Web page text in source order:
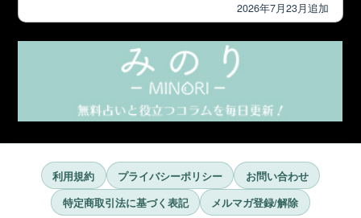
2026年7月23月追加
利用規約 プライバシーポリシー
お問い合わせ
特定商取引法に基づく表記
メルマガ登録/解除